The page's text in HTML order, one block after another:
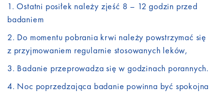
Ostatni posiłek należy zjeść 8 – 12 godzin przed
badaniem
Do momentu pobrania krwi należy powstrzymać się
z przyjmowaniem regularnie stosowanych leków,
Badanie przeprowadza się w godzinach porannych.
Noc poprzedzająca badanie powinna być spokojna